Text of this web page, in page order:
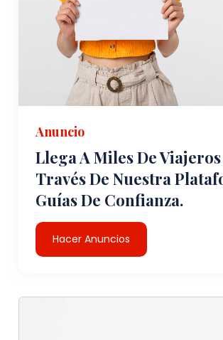
Anuncio
Llega A Miles De Viajeros
Través De Nuestra
Guías De Confianza.
Hacer Anuncios